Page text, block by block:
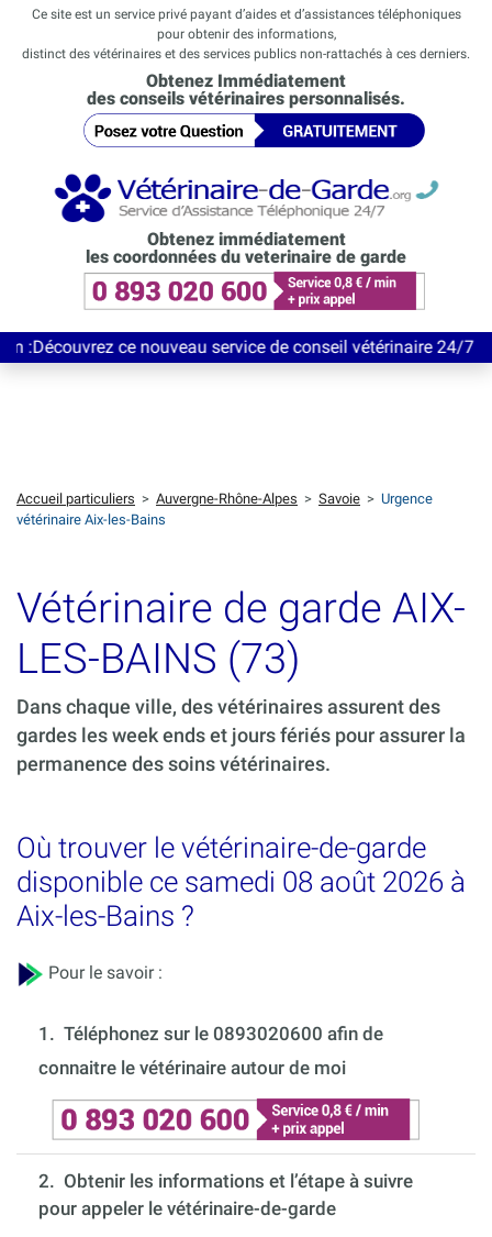
Ce site est un service privé payant d’aides et d’assistances téléphoniques
pour obtenir des informations,
distinct des vétérinaires et des services publics non-rattachés à ces derniers.
Obtenez Immédiatement
des conseils vétérinaires personnalisés.
Obtenez immédiatement
les coordonnées du veterinaire de garde
ce nouveau service de conseil vétérinaire 24/7
Accueil particuliers > Auvergne-Rhône-Alpes > Savoie > Urgence
vétérinaire Aix-les-Bains
Vétérinaire de garde AIX-
LES-BAINS (73)
Dans chaque ville, des vétérinaires assurent des
gardes les week ends et jours fériés pour assurer la
permanence des soins vétérinaires.
Où trouver le vétérinaire-de-garde
disponible ce samedi 08 août 2026 à
Aix-les-Bains ?
Pour le savoir :
1. Téléphonez sur le 0893020600 afin de
connaitre le vétérinaire autour de moi
2. Obtenir les informations et l’étape à suivre
pour appeler le vétérinaire-de-garde